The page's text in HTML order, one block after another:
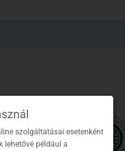
szolgáltatásai esetenként
lehetővé például a